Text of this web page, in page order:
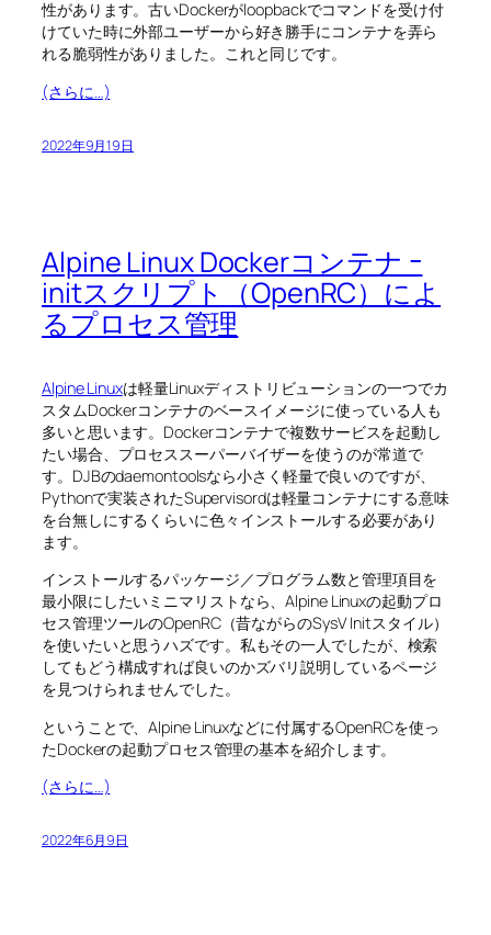
性があります。古いDockerがloopbackでコマンドを受け付
けていた時に外部ユーザーから好き勝手にコンテナを弄ら
れる脆弱性がありました。これと同じです。
(さらに…)
2022年9月19日
Alpine Linux Dockerコンテナ ｰ
initスクリプト（OpenRC）によ
るプロセス管理
Alpine Linuxは軽量Linuxディストリビューションの一つでカ
スタムDockerコンテナのベースイメージに使っている人も
多いと思います。Dockerコンテナで複数サービスを起動し
たい場合、プロセススーパーバイザーを使うのが常道で
す。DJBのdaemontoolsなら小さく軽量で良いのですが、
Pythonで実装されたSupervisordは軽量コンテナにする意味
を台無しにするくらいに色々インストールする必要があり
ます。
インストールするパッケージ／プログラム数と管理項目を
最小限にしたいミニマリストなら、Alpine Linuxの起動プロ
セス管理ツールのOpenRC（昔ながらのSysV Initスタイル）
を使いたいと思うハズです。私もその一人でしたが、検索
してもどう構成すれば良いのかズバリ説明しているページ
を見つけられませんでした。
ということで、Alpine Linuxなどに付属するOpenRCを使っ
たDockerの起動プロセス管理の基本を紹介します。
(さらに…)
2022年6月9日